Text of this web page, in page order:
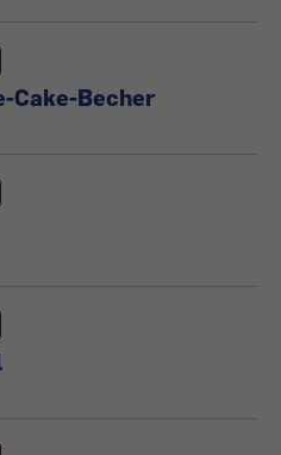
Cake-Becher